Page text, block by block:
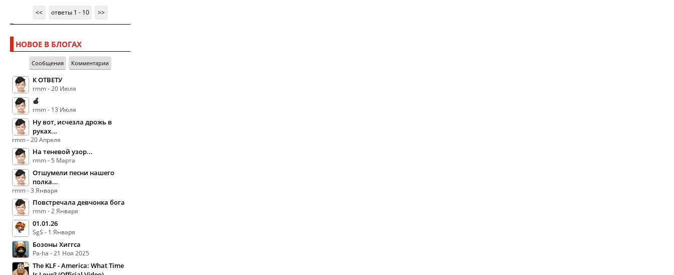
<<
ответы 1 - 10 >>
НОВОЕ В БЛОГАХ
Сообщения Комментарии
К ОТВЕТУ
rmm - 20 Июля
🍏
rmm - 13 Июля
Ну вот, исчезла дрожь в
руках...
rmm - 20 Апреля
На теневой узор...
rmm - 5 Марта
Отшумели песни нашего
полка...
rmm - 3 Января
Повстречала девчонка бога
rmm - 2 Января
01.01.26
SgS - 1 Января
Бозоны Хиггса
Pa-ha - 21 Ноя 2025
The KLF - America: What Time